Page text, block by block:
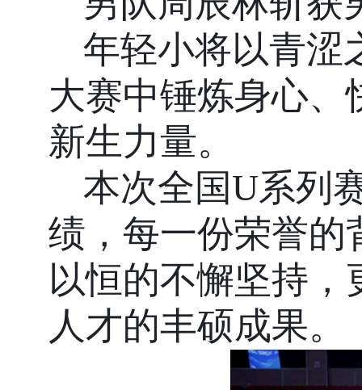
年轻小将以青涩
大赛中锤炼身心
新生力量。
本次全国U系列
绩，每一份荣誉的
以恒的不懈坚持
人才的丰硕成果。